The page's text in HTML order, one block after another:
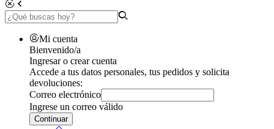
Mi cuenta
Bienvenido/a
Ingresar o crear cuenta
Accede a tus datos personales, tus pedidos y solicita
devoluciones:
Correo electrónico
Ingrese un correo válido
Continuar